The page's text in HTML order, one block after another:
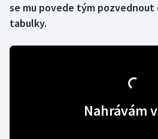
Dostihy
Florbal
se mu povede tým
tabulky.
Nahrávám